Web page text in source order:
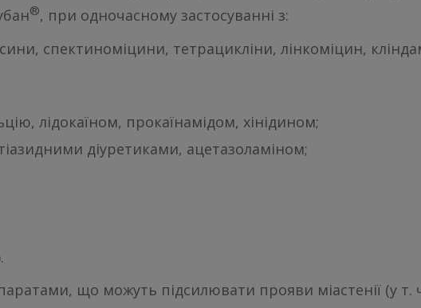
®, при одночасному застосуванні з:
спектиноміцини, тетрацикліни, лінкоміцин,
лідокаїном, прокаїнамідом, хінідином;
діуретиками, ацетазоламіном;
що можуть підсилювати прояви міастенії (у т.